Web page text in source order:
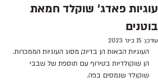
עוגיות פאדג' שוקלד חמאת
בוטנים
עודכן: 15 בינו׳ 2023
העוגיות הבאות הן בדיוק מסוג העוגיות הממכרות.
הן שוקולדיות בטירוף עם תוספת של שבבי
שוקולד שנמסים בפה.